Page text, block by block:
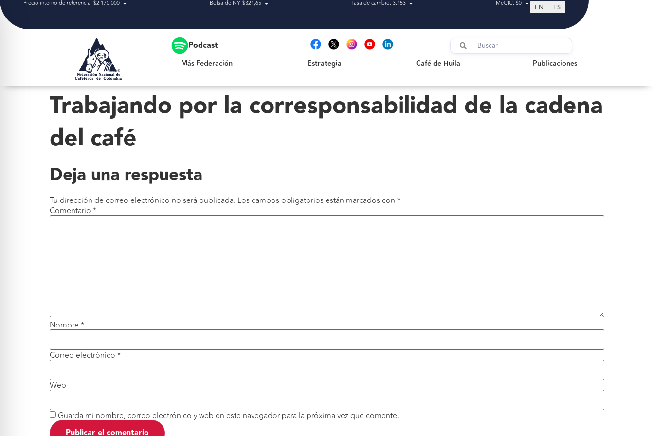
Precio interno de referencia: $2.170.000 Bolsa de NY: $321,65 Tasa de cambio: 3.153 MeCIC: $0 EN ES
Podcast
Más Federación Estrategia Café de Huila Publicaciones
Publicaciones
Trabajando por la corresponsabilidad de la cadena
del café
Deja una respuesta
Tu dirección de correo electrónico no será publicada. Los campos obligatorios están marcados con *
Comentario *
Nombre *
Correo electrónico *
Web
Guarda mi nombre, correo electrónico y web en este navegador para la próxima vez que comente.